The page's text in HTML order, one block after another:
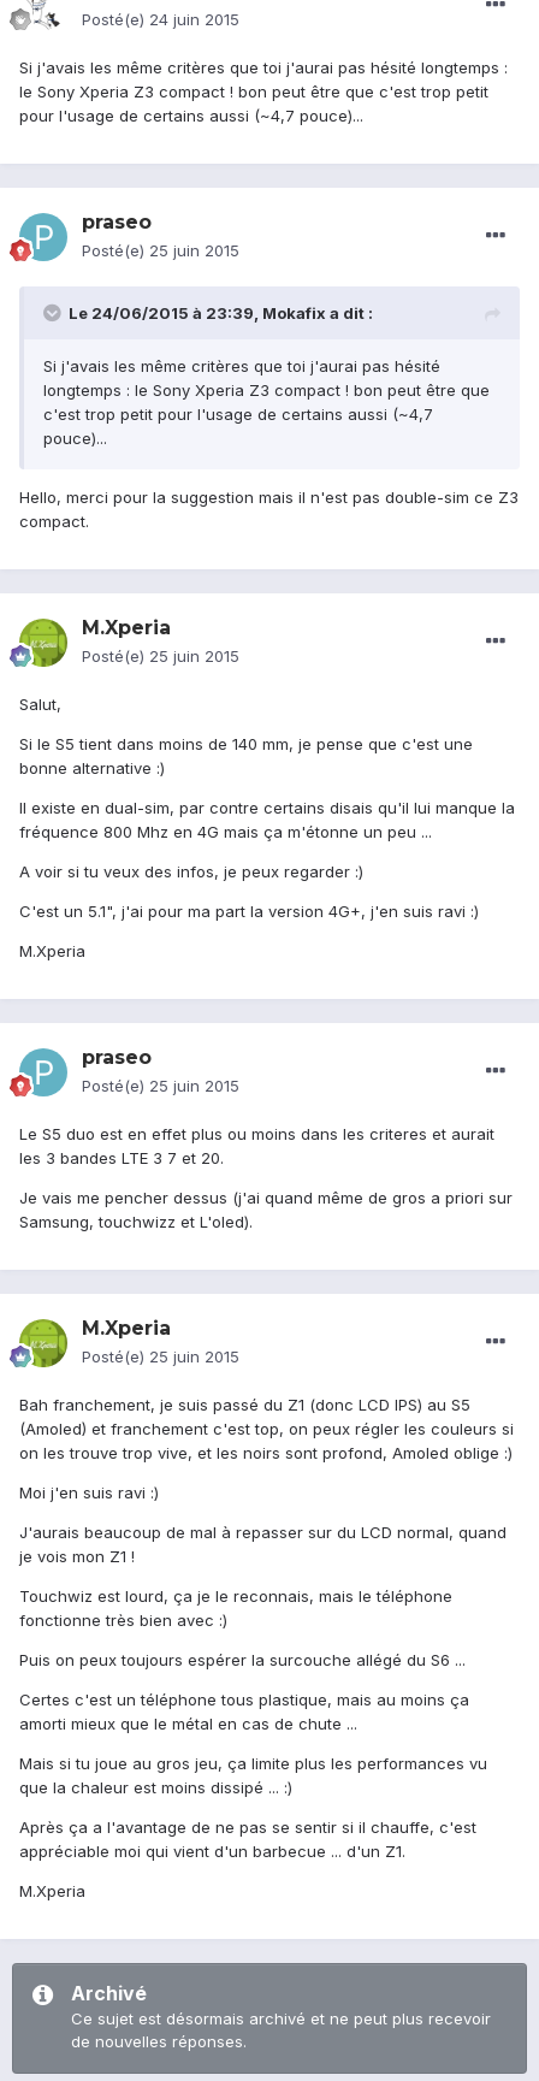
Posté(e) 24 juin 2015
Si j'avais les même critères que toi j'aurai pas hésité longtemps :
le Sony Xperia Z3 compact ! bon peut être que c'est trop petit
pour l'usage de certains aussi (~4,7 pouce)...
praseo
Posté(e) 25 juin 2015
Le 24/06/2015 à 23:39, Mokafix a dit :
Si j'avais les même critères que toi j'aurai pas hésité
longtemps : le Sony Xperia Z3 compact ! bon peut être que
c'est trop petit pour l'usage de certains aussi (~4,7
pouce)...
Hello, merci pour la suggestion mais il n'est pas double-sim ce Z3
compact.
M.Xperia
Posté(e) 25 juin 2015
Salut,
Si le S5 tient dans moins de 140 mm, je pense que c'est une
bonne alternative :)
Il existe en dual-sim, par contre certains disais qu'il lui manque la
fréquence 800 Mhz en 4G mais ça m'étonne un peu ...
A voir si tu veux des infos, je peux regarder :)
C'est un 5.1", j'ai pour ma part la version 4G+, j'en suis ravi :)
M.Xperia
praseo
Posté(e) 25 juin 2015
Le S5 duo est en effet plus ou moins dans les criteres et aurait
les 3 bandes LTE 3 7 et 20.
Je vais me pencher dessus (j'ai quand même de gros a priori sur
Samsung, touchwizz et L'oled).
M.Xperia
Posté(e) 25 juin 2015
Bah franchement, je suis passé du Z1 (donc LCD IPS) au S5
(Amoled) et franchement c'est top, on peux régler les couleurs si
on les trouve trop vive, et les noirs sont profond, Amoled oblige :)
Moi j'en suis ravi :)
J'aurais beaucoup de mal à repasser sur du LCD normal, quand
je vois mon Z1 !
Touchwiz est lourd, ça je le reconnais, mais le téléphone
fonctionne très bien avec :)
Puis on peux toujours espérer la surcouche allégé du S6 ...
Certes c'est un téléphone tous plastique, mais au moins ça
amorti mieux que le métal en cas de chute ...
Mais si tu joue au gros jeu, ça limite plus les performances vu
que la chaleur est moins dissipé ... :)
Après ça a l'avantage de ne pas se sentir si il chauffe, c'est
appréciable moi qui vient d'un barbecue ... d'un Z1.
M.Xperia
Archivé
Ce sujet est désormais archivé et ne peut plus recevoir
de nouvelles réponses.